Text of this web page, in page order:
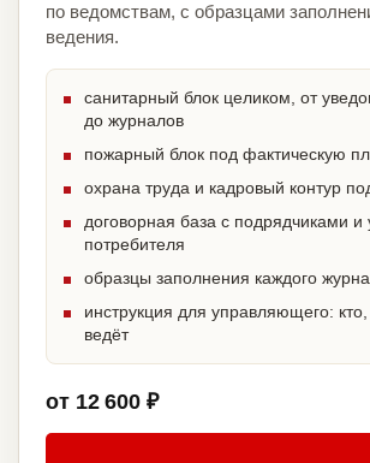
по ведомствам, с образцами
ведения.
санитарный блок целиком, от
до журналов
пожарный блок под фактическую
охрана труда и кадровый контур
договорная база с подрядчиками и
потребителя
образцы заполнения каждого
инструкция для управляющего: кто,
ведёт
от 12 600 ₽